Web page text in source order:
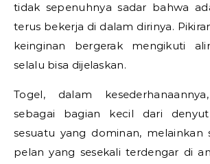
tidak sepenuhnya sadar bahwa
terus bekerja di dalam dirinya.
keinginan bergerak mengikuti
selalu bisa dijelaskan.
Togel, dalam
sebagai bagian kecil dari
sesuatu yang dominan, melainkan
pelan yang sesekali terdengar di